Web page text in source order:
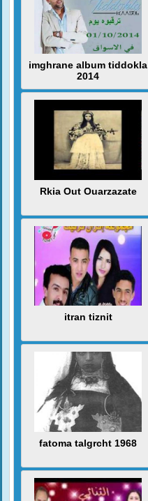
imghrane album tiddokla
2014
Rkia Out Ouarzazate
itran tiznit
fatoma talgrcht 1968